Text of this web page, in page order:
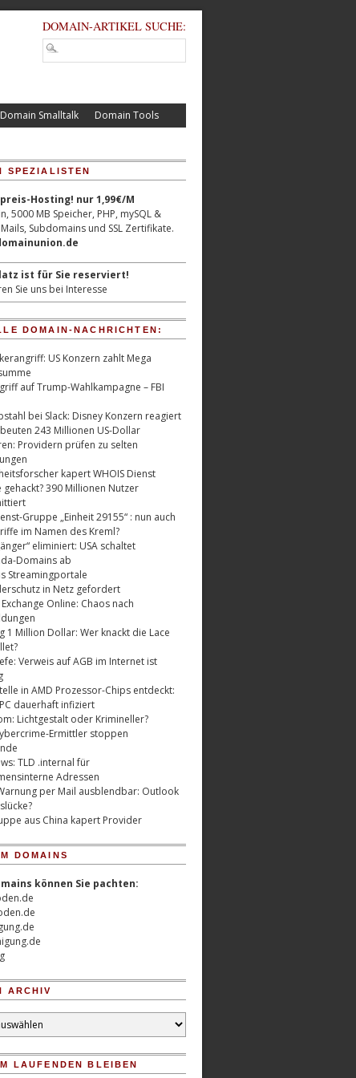
DOMAIN-ARTIKEL SUCHE:
Domain Smalltalk Domain Tools
SPEZIALISTEN
Hosting! nur 1,99€/M
5000 MB Speicher, PHP, mySQL &
Subdomains und SSL Zertifikate.
ist für Sie reserviert!
Sie uns bei Interesse
DOMAIN-NACHRICHTEN:
US Konzern zahlt Mega
auf Trump-Wahlkampagne – FBI
bei Slack: Disney Konzern reagiert
243 Millionen US-Dollar
Providern prüfen zu selten
kapert WHOIS Dienst
gehackt? 390 Millionen Nutzer
Gruppe „Einheit 29155“ : nun auch
im Namen des Kreml?
eliminiert: USA schaltet
Domains ab
Streamingportale
in Netz gefordert
Online: Chaos nach
1 Million Dollar: Wer knackt die Lace
Verweis auf AGB im Internet ist
in AMD Prozessor-Chips entdeckt:
dauerhaft infiziert
Lichtgestalt oder Krimineller?
Ermittler stoppen
TLD .internal für
Adressen
per Mail ausblendbar: Outlook
aus China kapert Provider
DOMAINS
können Sie pachten:
ARCHIV
LAUFENDEN BLEIBEN